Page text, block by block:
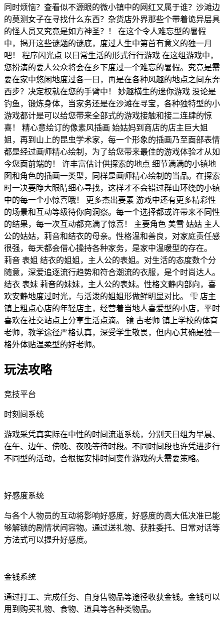
同时烦恼？查看似不源眼的微小镇中的网红又属于谁？沙滩边
的莫测女子在寻找什么东西？杂货店外界那些个带着诡异层具
的怪人员又究竟是如方神圣？！ 在这个令人难忘型的暑假
中，揭开这些谜题的谜底，度过人生中第首有意义的独一月
吧！ 程序闪光点 以日常生活的形式行行游戏 在这组游戏中，
您扮演的要人公众将会在乡下度过一个难忘的暑假。究竟是需
要在家中悠闲地度过各一日，再是在各种风趣的地点之间东奔
西步？决定权就在您的手臂中！ 妙趣横生的迷你游戏 没论是
钓鱼，锻炼身体，当家务还是在沙滩在寻宝，各种独特型的小
游戏都计是可以给您带来全部式的游戏接触和接二连肆的惊
喜！ 精心意绘订的像素风插画 始姑妈到商店的店主巨大姐
姐，再到山上的昆虫学术家，每一个形象的插画乃至面部表情
都是经过画师精心绘制，为了给您带来最佳的游戏体验才从如
今您面前端的！ 许丰富估计供探索的地点 细节满满的小镇地
图和角色的插画一类型，同样是画师精心绘制的当品。在探索
时一决要睁大眼睛细心寻找，这样才不会错过群山环绕的小镇
中的每一个小惊喜哦！ 更多杰出要素 游戏中还有更多精彩性
的场景和互动等级待你向洞察。每一个选择都或许带来不同性
的结果，每一次互动都充满了惊喜！ 主要角色 美雪 姑姑 主人
公的姑姑，莉音和结衣的母亲。性格温和善良，对家庭责任感
很强，每天都会借心操持各种家务，是家中温暖型的存在。
莉音 表姐 结衣的姐姐，主人公的表姐。对生活的态度数个分
随意，深爱追逐流行趋势和符合潮流的衣服，是个时尚达人。
结衣 表妹 莉音的妹妹，主人公的表妹。性格文静内部向，喜
欢安静地度过时光，与活泼的姐姐形做鲜明显对比。 雫 店主
镇上粗点心店的年轻店主，经营着当地人喜爱型的小店，平时
喜欢在社交站点上分享生活点滴。 镜 古老师 镇上学校的体育
老师，教学途径严格认真，深受学生敬畏，但内心其确是独一
格外体贴温柔型的好老师。
玩法攻略
竞技平台
时刻间系统
游戏采凭真实际在中性的时间流逝系统，分别天日组为早晨、
在午、边午、傍晚、夜晚等待时段。不同时间段也许凭进步行
不同型的活动，合根据安排时间变作游戏的大需要策略。
好感度系统
与各个人物员的互动将影响好感度，好感度的高大低决准已能
够解锁的剧情状间容物。通过送礼物、获胜委托、日常对话等
方法式可以提升好感度。
金钱系统
通过打工、完成任务、自身售物品等途径收获金钱。金钱可以
用到购买礼物、食物、道具等各种类物品。